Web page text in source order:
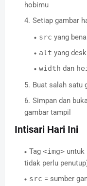
hobimu
Setiap gambar
src yang
alt yang
width dan
Buat salah satu
Simpan dan
gambar tampil
Intisari Hari Ini
Tag <img> untuk
tidak perlu
src = sumber